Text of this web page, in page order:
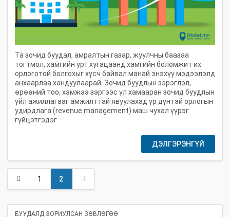
Та зочид буудал, амралтын газар, жуулчны баазаа
тогтмол, хамгийн урт хугацаанд хамгийн боломжит их
орлоготой болгохыг хүсч байвал манай энэхүү мэдээлэлд
анхаарлаа хандуулаарай. Зочид буудлын зэрэглэл,
өрөөний тоо, хэмжээ зэргээс үл хамааран зочид буудлын
үйл ажиллагааг амжилттай явуулахад үр дүнтэй орлогын
удирдлага (revenue management) маш чухал үүрэг
гүйцэтгэдэг.
ДЭЛГЭРЭНГҮЙ
1 2
БУУДАЛД ЗОРИУЛСАН ЗӨВЛӨГӨӨ